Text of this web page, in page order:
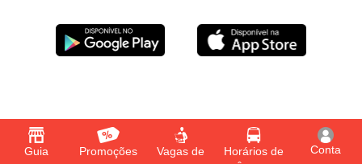
Guia
Promoções
Vagas de
Horários de
Conta